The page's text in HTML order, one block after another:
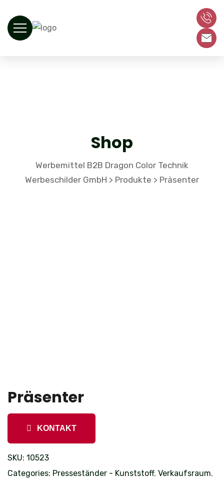
Shop
Werbemittel B2B Dragon Color Technik
Werbeschilder GmbH > Produkte > Präsenter
Präsenter
KONTAKT
SKU: 10523
Categories: Presseständer - Kunststoff, Verkaufsraum,